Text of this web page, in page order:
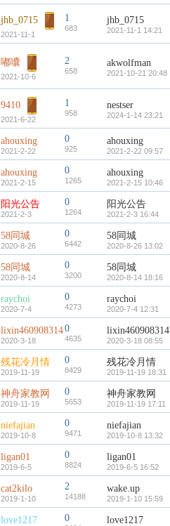
jhb_0715
2021-11-1
1
683
jhb_0715
2021-11-1 14:21
嘟囔
2021-10-6
2
658
akwolfman
2021-10-21 20:48
9410
2021-6-22
1
958
nestser
2024-1-14 23:21
ahouxing
2021-2-22
0
925
ahouxing
2021-2-22 09:57
ahouxing
2021-2-15
0
1265
ahouxing
2021-2-15 10:46
阳光公告
2021-2-3
0
1264
阳光公告
2021-2-3 16:44
58同城
2020-8-26
0
6442
58同城
2020-8-26 13:02
58同城
2020-8-14
0
3200
58同城
2020-8-14 18:16
raychoi
2020-7-4
0
4273
raychoi
2020-7-4 12:31
lixin460908314
2020-3-18
0
4635
lixin460908314
2020-3-18 08:55
残花冷月情
2019-11-19
0
8429
残花冷月情
2019-11-19 18:31
神舟家教网
2019-11-19
0
5653
神舟家教网
2019-11-19 17:11
niefajian
2019-10-8
0
9471
niefajian
2019-10-8 13:32
ligan01
2019-6-5
0
8824
ligan01
2019-6-5 16:52
cat2kilo
2019-1-10
2
14188
wake.up
2019-1-10 15:59
love1217 0 love1217